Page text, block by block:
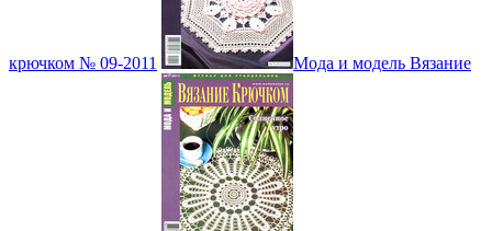
крючком № 09-2011 Мода и модель Вязание